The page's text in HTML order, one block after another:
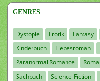
GENRES
Dystopie Erotik Fantasy
Kinderbuch
Liebesroman
Paranormal Romance
Sachbuch
Science-Fiction